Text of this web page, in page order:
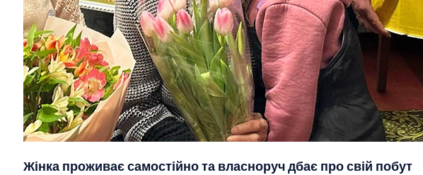
Жінка проживає самостійно та власноруч дбає про свій побут